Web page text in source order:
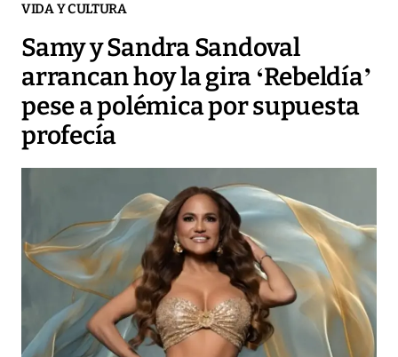
VIDA Y CULTURA
Samy y Sandra Sandoval
arrancan hoy la gira ‘Rebeldía’
pese a polémica por supuesta
profecía